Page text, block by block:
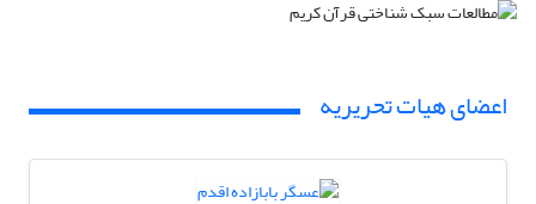
اعضای هیات تحریریه